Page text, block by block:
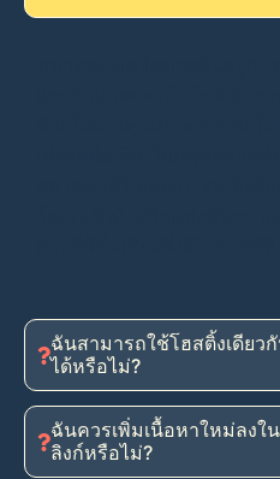
ฉันสามารถใช้โฮสติ้งเดียว
ได้หรือไม่?
ฉันควรเพิ่มเนื้อหาใหม่ลงใ
ลิงก์หรือไม่?